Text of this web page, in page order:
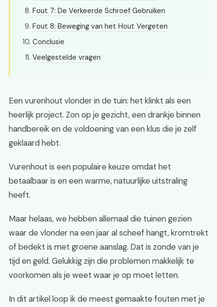
Fout 7: De Verkeerde Schroef Gebruiken
Fout 8: Beweging van het Hout Vergeten
Conclusie
Veelgestelde vragen
Een vurenhout vlonder in de tuin: het klinkt als een
heerlijk project. Zon op je gezicht, een drankje binnen
handbereik en de voldoening van een klus die je zelf
geklaard hebt.
Vurenhout is een populaire keuze omdat het
betaalbaar is en een warme, natuurlijke uitstraling
heeft.
Maar helaas, we hebben allemaal die tuinen gezien
waar de vlonder na een jaar al scheef hangt, kromtrekt
of bedekt is met groene aanslag. Dat is zonde van je
tijd en geld. Gelukkig zijn die problemen makkelijk te
voorkomen als je weet waar je op moet letten.
In dit artikel loop ik de meest gemaakte fouten met je